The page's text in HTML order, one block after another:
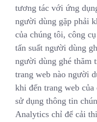
tương tác với ứng
người dùng gặp phải
của chúng tôi, công
tấn suất người dùng
người dùng ghé thăm
trang web nào người
khi đến trang web
sử dụng thông tin
Analytics chỉ để cải